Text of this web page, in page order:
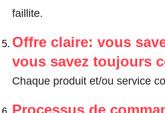
faillite.
Offre claire: vous
vous savez toujours
Chaque produit et/ou service
Processus de